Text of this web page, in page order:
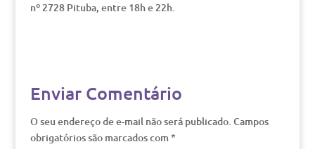
nº 2728 Pituba, entre 18h e 22h.
Enviar Comentário
O seu endereço de e-mail não será publicado. Campos
obrigatórios são marcados com *